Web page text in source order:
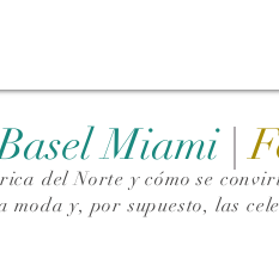
Miami |
del Norte y cómo se
y, por supuesto, las